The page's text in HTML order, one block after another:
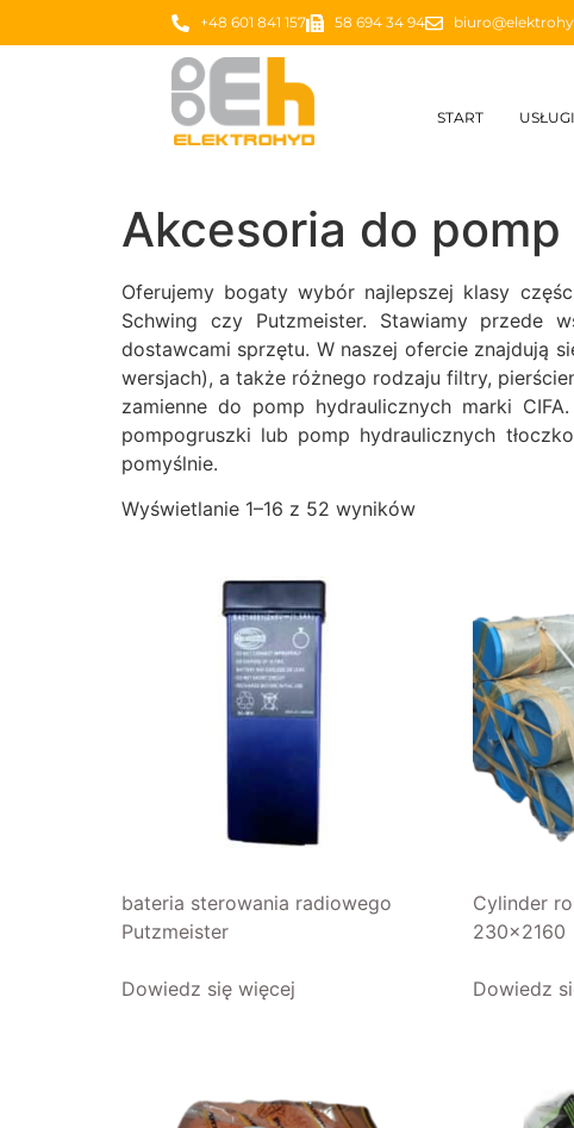
+48 601 841 157 58 694 34 94
START USŁUGI
Akcesoria do
Oferujemy bogaty wybór najlepszej klasy
Schwing czy Putzmeister. Stawiamy przede
dostawcami sprzętu. W naszej ofercie znajdują
wersjach), a także różnego rodzaju filtry,
zamienne do pomp hydraulicznych marki
pompogruszki lub pomp hydraulicznych
pomyślnie.
Wyświetlanie 1–16 z 52 wyników
bateria sterowania radiowego
Putzmeister
Dowiedz się więcej
Cylinder
230×2160
Dowiedz